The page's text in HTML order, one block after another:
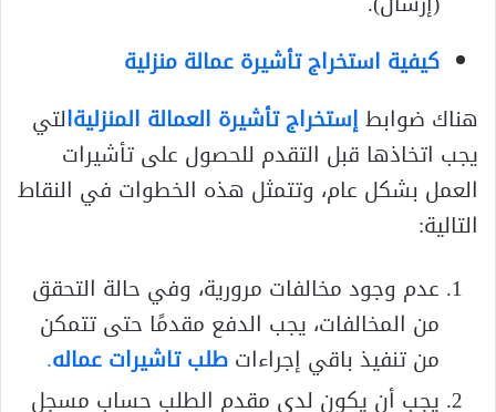
كيفية استخراج تأشيرة عمالة منزلية
هناك ضوابطإستخراج تأشيرة العمالة المنزليةالتي
يجب اتخاذها قبل التقدم للحصول على تأشيرات
العمل بشكل عام، وتتمثل هذه الخطوات في النقاط
التالية:
عدم وجود مخالفات مرورية، وفي حالة التحقق
من المخالفات، يجب الدفع مقدمًا حتى تتمكن
من تنفيذ باقي إجراءاتطلب تاشيرات عماله.
يجب أن يكون لدى مقدم الطلب حساب مسجل